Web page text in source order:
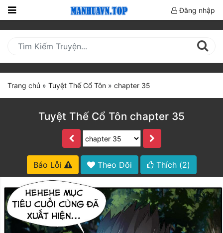
Nhật
(current)
Truyện HOT
Truyện Mới Ra
Hoàn Thành
Đăng nhập
Trang chủ » Tuyệt Thế Cổ Tôn » chapter 35
Tuyệt Thế Cổ Tôn chapter 35
Báo Lỗi Theo Dõi Thích (2)